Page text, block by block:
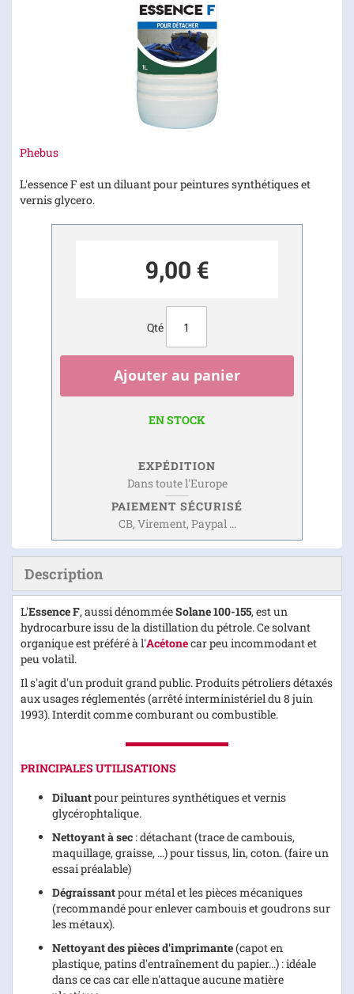
Phebus
L'essence F est un diluant pour peintures synthétiques et
vernis glycero.
9,00 €
Qté
Ajouter au panier
EN STOCK
EXPÉDITION
Dans toute l'Europe
PAIEMENT SÉCURISÉ
CB, Virement, Paypal ...
Skip
the
beginning
Description
L'Essence F, aussi dénomméeSolane 100-155, est un
hydrocarbure issu de la distillation du pétrole. Ce solvant
organique est préféré à l'Acétonecar peu incommodant et
peu volatil.
Il s'agit d'un produit grand public. Produits pétroliers détaxés
aux usages réglementés (arrêté interministériel du 8 juin
1993). Interdit comme comburant ou combustible.
PRINCIPALES UTILISATIONS
Diluantpour peintures synthétiques et vernis
glycérophtalique.
Nettoyant à sec : détachant (trace de cambouis,
maquillage, graisse, ...) pour tissus, lin, coton. (faire un
essai préalable)
Dégraissantpour métal et les pièces mécaniques
(recommandé pour enlever cambouis et goudrons sur
les métaux).
Nettoyant des pièces d'imprimante(capot en
plastique, patins d'entraînement du papier...) : idéale
dans ce cas car elle n'attaque aucune matière